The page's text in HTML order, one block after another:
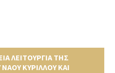
ΛΕΙΤΟΥΡΓΙΑ ΤΗΣ
ΚΥΡΙΛΛΟΥ ΚΑΙ